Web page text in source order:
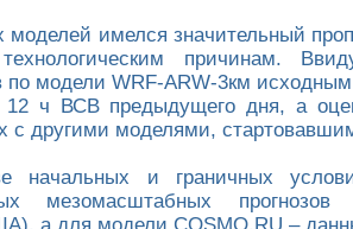
моделей имелся значительный
причинам.
по модели WRF-ARW-3км
12 ч ВСВ предыдущего дня, а
с другими моделями,
начальных и граничных
мезомасштабных прогнозов